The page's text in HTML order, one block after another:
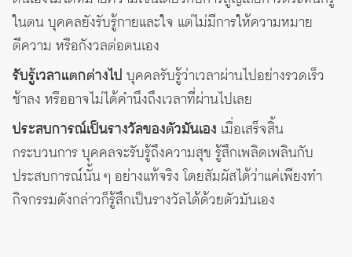
ในตน บุคคลยังรับรู้กายและใจ แต่ไม่มีการให้ความหมาย
ตีความ หรือกังวลต่อตนเอง
รับรู้เวลาแตกต่างไป บุคคลรับรู้ว่าเวลาผ่านไปอย่างรวดเร็ว
ช้าลง หรืออาจไม่ได้คำนึงถึงเวลาที่ผ่านไปเลย
ประสบการณ์เป็นรางวัลของตัวมันเอง เมื่อเสร็จสิ้น
กระบวนการ บุคคลจะรับรู้ถึงความสุข รู้สึกเพลิดเพลินกับ
ประสบการณ์นั้น ๆ อย่างแท้จริง โดยสัมผัสได้ว่าแค่เพียงทำ
กิจกรรมดังกล่าวก็รู้สึกเป็นรางวัลได้ด้วยตัวมันเอง